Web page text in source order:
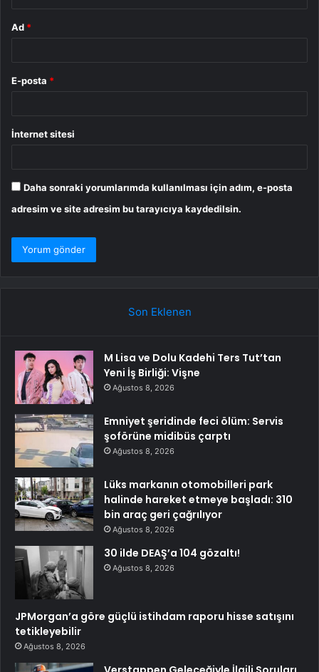
Ad *
E-posta *
İnternet sitesi
Daha sonraki yorumlarımda kullanılması için adım, e-posta
adresim ve site adresim bu tarayıcıya kaydedilsin.
Son Eklenen
M Lisa ve Dolu Kadehi Ters Tut’tan
Yeni İş Birliği: Vişne
Ağustos 8, 2026
Emniyet şeridinde feci ölüm: Servis
şoförüne midibüs çarptı
Ağustos 8, 2026
Lüks markanın otomobilleri park
halinde hareket etmeye başladı: 310
bin araç geri çağrılıyor
Ağustos 8, 2026
30 ilde DEAŞ’a 104 gözaltı!
Ağustos 8, 2026
JPMorgan’a göre güçlü istihdam raporu hisse satışını
tetikleyebilir
Ağustos 8, 2026